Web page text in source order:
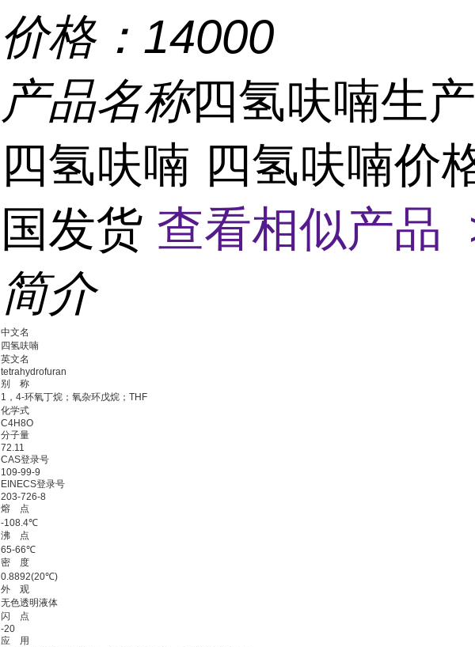
价格： 14000
产品名称四氢呋喃生
四氢呋喃 四氢呋喃价
国发货 查看相似产品
简介
中文名
四氢呋喃
英文名
tetrahydrofuran
别 称
1，4-环氧丁烷；氧杂环戊烷；THF
化学式
C4H8O
分子量
72.11
CAS登录号
109-99-9
EINECS登录号
203-726-8
熔 点
-108.4℃
沸 点
65-66℃
密 度
0.8892(20℃)
外 观
无色透明液体
闪 点
-20
应 用